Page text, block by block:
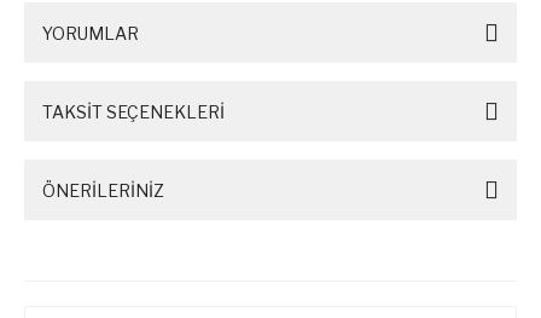
YORUMLAR
TAKSİT SEÇENEKLERİ
ÖNERİLERİNİZ